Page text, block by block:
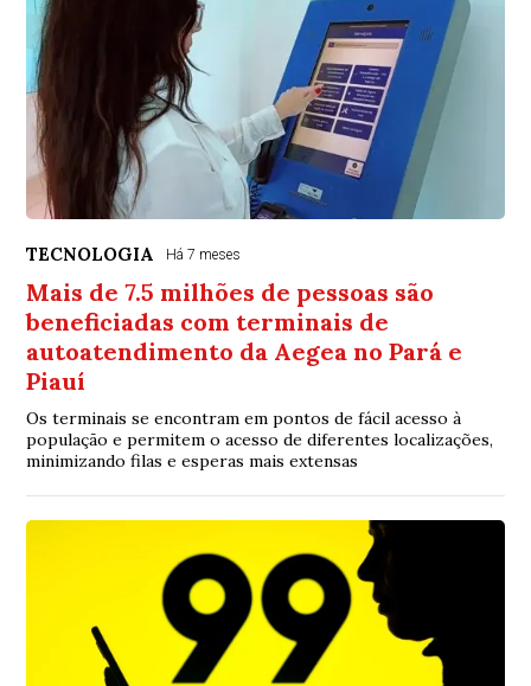
TECNOLOGIA Há 7 meses
Mais de 7.5 milhões de pessoas são
beneficiadas com terminais de
autoatendimento da Aegea no Pará e
Piauí
Os terminais se encontram em pontos de fácil acesso à
população e permitem o acesso de diferentes localizações,
minimizando filas e esperas mais extensas